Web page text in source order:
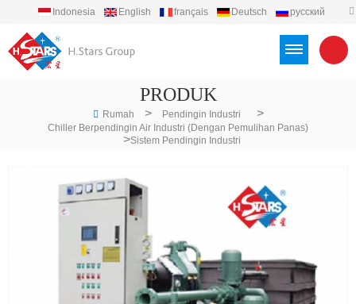
Indonesia English français Deutsch
русский
PRODUK
Rumah > Pendingin Industri >
Chiller Berpendingin Air Industri (dengan Pemulihan Panas)
>Sistem Pendingin Industri